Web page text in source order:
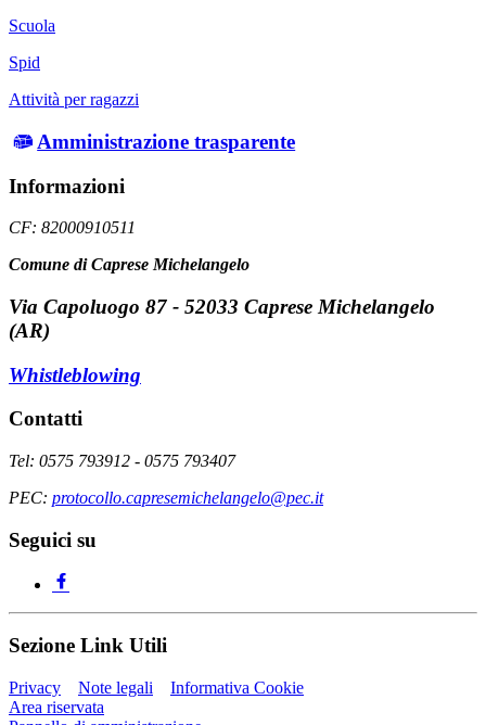
Scuola
Spid
Attività per ragazzi
Amministrazione trasparente
Informazioni
CF: 82000910511
Comune di Caprese Michelangelo
Via Capoluogo 87 - 52033 Caprese Michelangelo
(AR)
Whistleblowing
Contatti
Tel: 0575 793912 - 0575 793407
PEC: protocollo.capresemichelangelo@pec.it
Seguici su
Sezione Link Utili
Privacy Note legali
Informativa Cookie
Area riservata